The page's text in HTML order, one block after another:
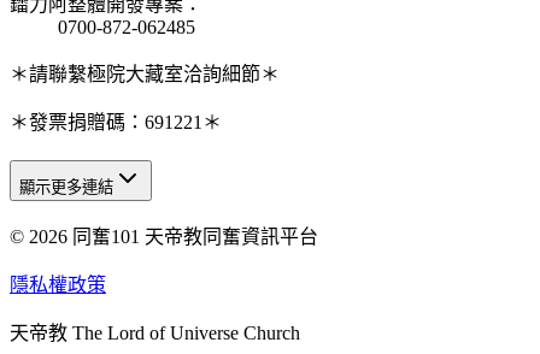
0700-872-062485
＊請聯繫極院大藏室洽詢細節＊
＊發票捐贈碼：691221＊
天人研究總院
天人研究學院
天人炁功院
顯示更多連結
© 2026 同奮101 天帝教同奮資訊平台
隱私權政策
天帝教 The Lord of Universe Church